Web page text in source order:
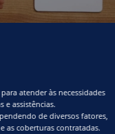
atender às necessidades
e assistências.
de diversos fatores,
as coberturas contratadas.